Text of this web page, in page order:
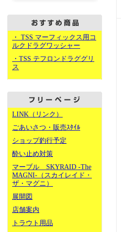
・ TSS マーフィックス用コ
ルクドラグワッシャー
・TSS テフロンドラググリ
ス
LINK（リンク）
ごあいさつ・販売ｽﾀｲﾙ
ショップ釣行予定
酔い止め対策
マーブル SKYRAID -The
MAGNI-（スカイレイド・
ザ・マグニ）
展開図
店舗案内
トラウト用品